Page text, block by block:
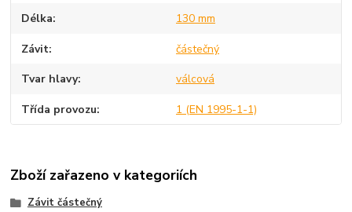
Délka 130 mm
Závit částečný
Tvar hlavy válcová
Třída provozu 1 (EN 1995-1-1)
Zboží zařazeno v kategoriích
Závit částečný